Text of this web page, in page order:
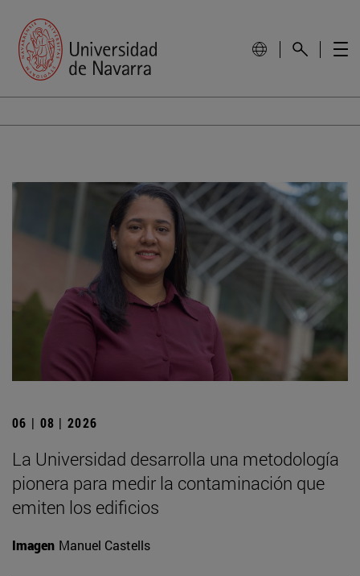
06 | 08 | 2026
La Universidad desarrolla una metodología
pionera para medir la contaminación que
emiten los edificios
Imagen Manuel Castells